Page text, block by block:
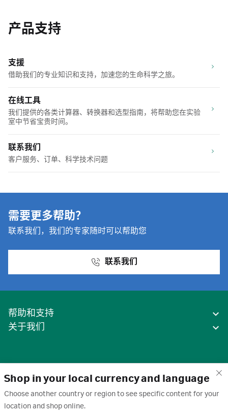
Shop in your local currency and language
Choose another country or region to see specific content for your
location and shop online.
产品支持
支援
借助我们的专业知识和支持，加速您的生命科学之旅。
在线工具
我们提供的各类计算器、转换器和选型指南，将帮助您在实验
室中节省宝贵时间。
联系我们
客户服务、订单、科学技术问题
需要更多帮助？
联系我们，我们的专家随时可以帮助您
联系我们
帮助和支持
关于我们
中国